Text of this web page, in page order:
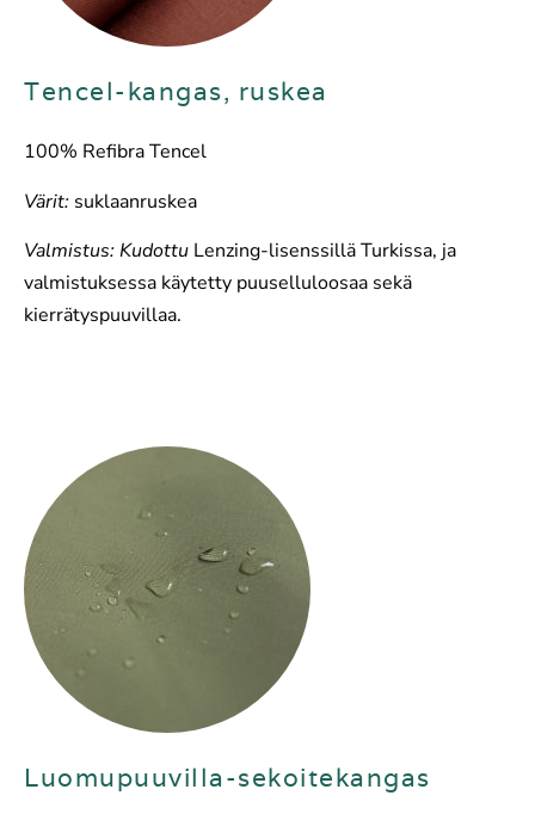
Tencel-kangas, ruskea
100% Refibra Tencel
Värit: suklaanruskea
Valmistus: Kudottu Lenzing-lisenssillä Turkissa, ja
valmistuksessa käytetty puuselluloosaa sekä
kierrätyspuuvillaa.
Luomupuuvilla-sekoitekangas